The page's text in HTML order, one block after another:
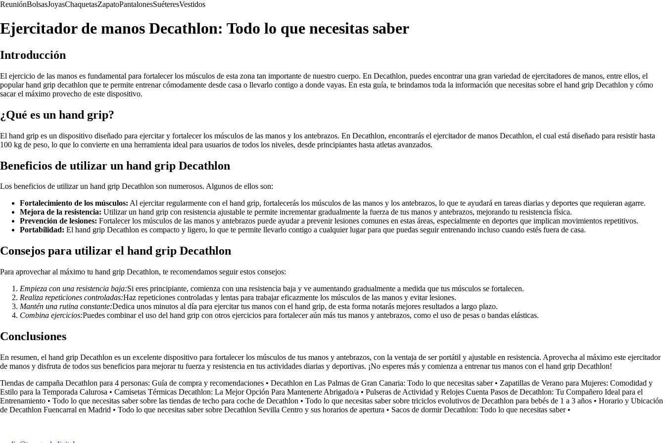
ReuniónBolsasJoyasChaquetasZapatoPantalonesSuéteresVestidos
Ejercitador de manos Decathlon: Todo lo que necesitas saber
Introducción
El ejercicio de las manos es fundamental para fortalecer los músculos de esta zona tan importante de nuestro cuerpo. En Decathlon, puedes encontrar una gran variedad de ejercitadores de manos, entre ellos, el
popular hand grip decathlon que te permite entrenar cómodamente desde casa o llevarlo contigo a donde vayas. En esta guía, te brindamos toda la información que necesitas sobre el hand grip Decathlon y cómo
sacar el máximo provecho de este dispositivo.
¿Qué es un hand grip?
El hand grip es un dispositivo diseñado para ejercitar y fortalecer los músculos de las manos y los antebrazos. En Decathlon, encontrarás el ejercitador de manos Decathlon, el cual está diseñado para resistir hasta
100 kg de peso, lo que lo convierte en una herramienta ideal para usuarios de todos los niveles, desde principiantes hasta atletas avanzados.
Beneficios de utilizar un hand grip Decathlon
Los beneficios de utilizar un hand grip Decathlon son numerosos. Algunos de ellos son:
Fortalecimiento de los músculos: Al ejercitar regularmente con el hand grip, fortalecerás los músculos de las manos y los antebrazos, lo que te ayudará en tareas diarias y deportes que requieran agarre.
Mejora de la resistencia: Utilizar un hand grip con resistencia ajustable te permite incrementar gradualmente la fuerza de tus manos y antebrazos, mejorando tu resistencia física.
Prevención de lesiones: Fortalecer los músculos de las manos y antebrazos puede ayudar a prevenir lesiones comunes en estas áreas, especialmente en deportes que implican movimientos repetitivos.
Portabilidad: El hand grip Decathlon es compacto y ligero, lo que te permite llevarlo contigo a cualquier lugar para que puedas seguir entrenando incluso cuando estés fuera de casa.
Consejos para utilizar el hand grip Decathlon
Para aprovechar al máximo tu hand grip Decathlon, te recomendamos seguir estos consejos:
Empieza con una resistencia baja:Si eres principiante, comienza con una resistencia baja y ve aumentando gradualmente a medida que tus músculos se fortalecen.
Realiza repeticiones controladas:Haz repeticiones controladas y lentas para trabajar eficazmente los músculos de las manos y evitar lesiones.
Mantén una rutina constante:Dedica unos minutos al día para ejercitar tus manos con el hand grip, de esta forma notarás mejores resultados a largo plazo.
Combina ejercicios:Puedes combinar el uso del hand grip con otros ejercicios para fortalecer aún más tus manos y antebrazos, como el uso de pesas o bandas elásticas.
Conclusiones
En resumen, el hand grip Decathlon es un excelente dispositivo para fortalecer los músculos de tus manos y antebrazos, con la ventaja de ser portátil y ajustable en resistencia. Aprovecha al máximo este ejercitador
de manos y disfruta de todos sus beneficios para mejorar tu fuerza y resistencia en tus actividades diarias y deportivas. ¡No esperes más y comienza a entrenar tus manos con el hand grip Decathlon!
Tiendas de campaña Decathlon para 4 personas: Guía de compra y recomendaciones • Decathlon en Las Palmas de Gran Canaria: Todo lo que necesitas saber• Zapatillas de Verano para Mujeres: Comodidad y
Estilo para la Temporada Calurosa • Camisetas Térmicas Decathlon: La Mejor Opción Para Mantenerte Abrigado/a • Pulseras de Actividad y Relojes Cuenta Pasos de Decathlon: Tu Compañero Ideal para el
Entrenamiento • Todo lo que necesitas saber sobre las tiendas de techo para coche de Decathlon • Todo lo que necesitas saber sobre triciclos evolutivos de Decathlon para bebés de 1 a 3 años • Horario y Ubicación
de Decathlon Fuencarral en Madrid • Todo lo que necesitas saber sobre Decathlon Sevilla Centro y sus horarios de apertura • Sacos de dormir Decathlon: Todo lo que necesitas saber•